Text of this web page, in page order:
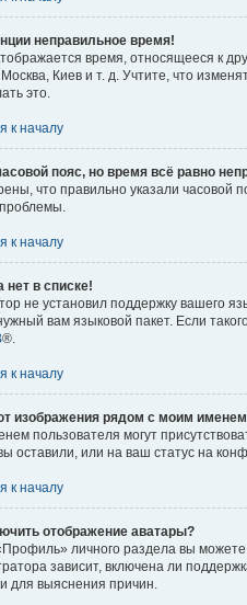
неправильное время!
время, относящееся к
Киев и т. д. Учтите, что
это.
к началу
пояс, но время всё равно
что правильно указали часовой
к началу
нет в списке!
не установил поддержку вашего
вам языковой пакет. Если
®.
к началу
изображения рядом с моим
пользователя могут
оставили, или на ваш статус на
к началу
отображение аватары?
личного раздела вы
зависит, включена ли
для выяснения причин.